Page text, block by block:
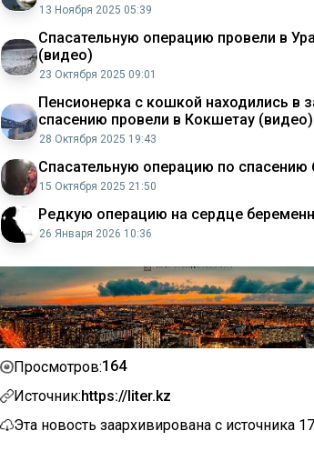
13 Ноября 2025 05:39
Спасательную операцию провели в
(видео)
23 Октября 2025 09:01
Пенсионерка с кошкой находились в
спасению провели в Кокшетау (видео)
28 Октября 2025 19:43
Спасательную операцию по спасению
15 Октября 2025 21:50
Редкую операцию на сердце
26 Января 2026 10:36
Просмотров:164
Источник:https://liter.kz
Эта новость заархивирована с источника